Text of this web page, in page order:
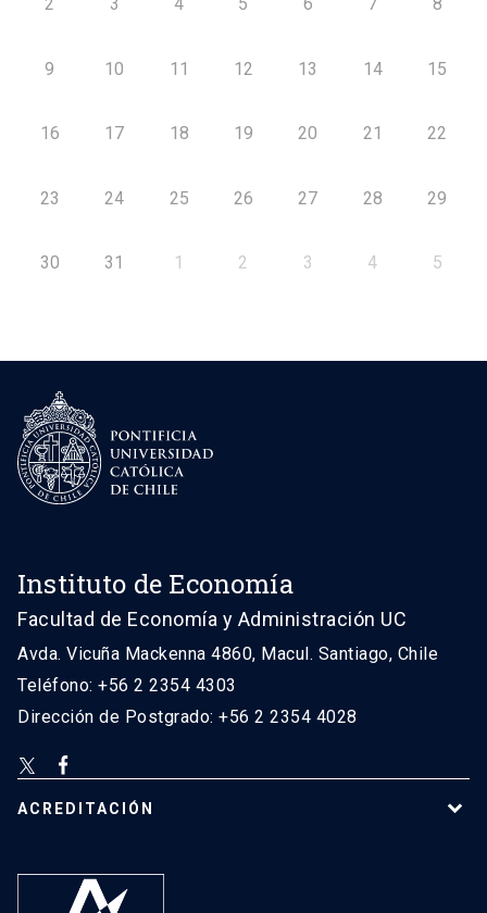
9 10 11 12 13 14 15
16 17 18 19 20 21 22
23 24 25 26 27 28 29
30 31 1 2 3 4 5
Instituto de Economía
Facultad de Economía y Administración UC
Avda. Vicuña Mackenna 4860, Macul. Santiago, Chile
Teléfono: +56 2 2354 4303
Dirección de Postgrado: +56 2 2354 4028
ACREDITACIÓN